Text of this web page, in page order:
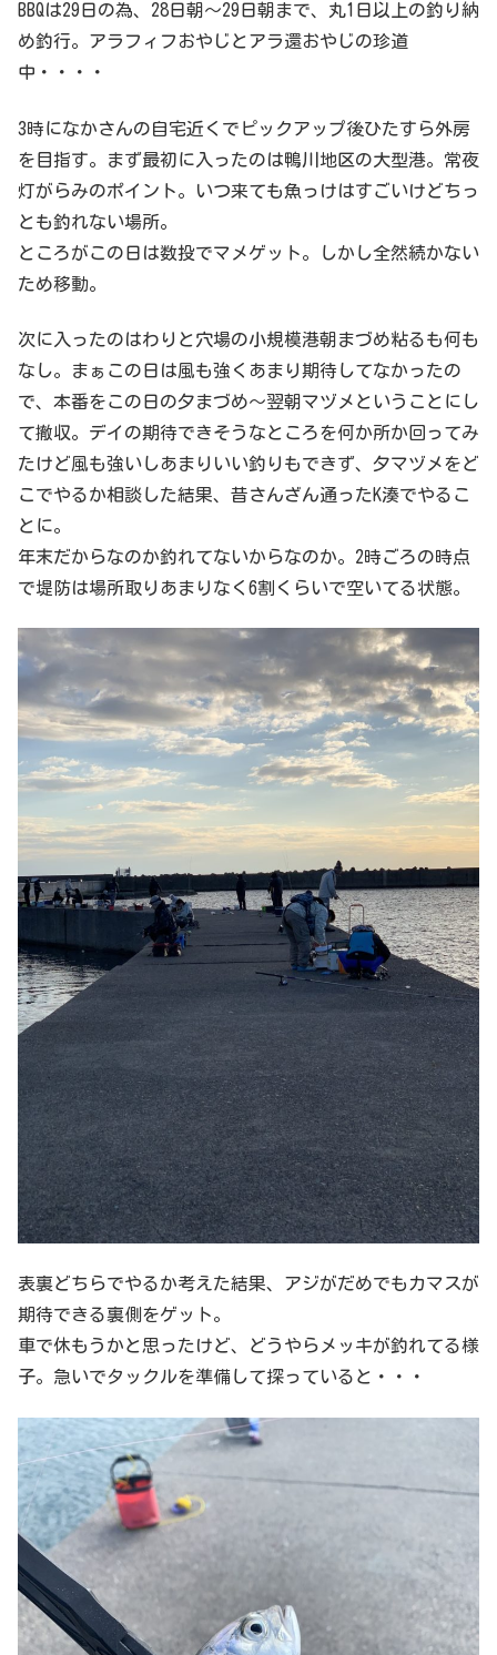
BBQは29日の為、28日朝～29日朝まで、丸1日以上の釣り納
め釣行。アラフィフおやじとアラ還おやじの珍道
中・・・・
3時になかさんの自宅近くでピックアップ後ひたすら外房
を目指す。まず最初に入ったのは鴨川地区の大型港。常夜
灯がらみのポイント。いつ来ても魚っけはすごいけどちっ
とも釣れない場所。
ところがこの日は数投でマメゲット。しかし全然続かない
ため移動。
次に入ったのはわりと穴場の小規模港朝まづめ粘るも何も
なし。まぁこの日は風も強くあまり期待してなかったの
で、本番をこの日の夕まづめ～翌朝マヅメということにし
て撤収。デイの期待できそうなところを何か所か回ってみ
たけど風も強いしあまりいい釣りもできず、夕マヅメをど
こでやるか相談した結果、昔さんざん通ったK湊でやるこ
とに。
年末だからなのか釣れてないからなのか。2時ごろの時点
で堤防は場所取りあまりなく6割くらいで空いてる状態。
表裏どちらでやるか考えた結果、アジがだめでもカマスが
期待できる裏側をゲット。
車で休もうかと思ったけど、どうやらメッキが釣れてる様
子。急いでタックルを準備して探っていると・・・